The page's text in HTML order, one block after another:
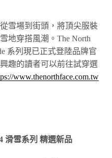
雪場到街頭，將頂尖服裝
地穿搭風潮。The North
系列現已正式登陸品牌官
趣的讀者可以前往試穿選
www.thenorthface.com.tw
滑雪系列 精選新品